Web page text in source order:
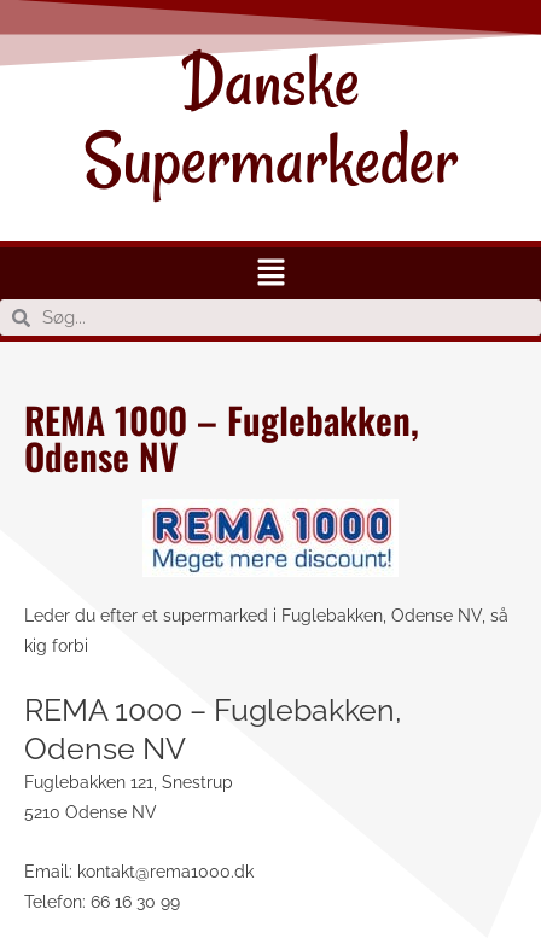
Danske
Supermarkeder
REMA 1000 – Fuglebakken,
Odense NV
Leder du efter et supermarked i Fuglebakken, Odense NV, så
kig forbi
REMA 1000 – Fuglebakken,
Odense NV
Fuglebakken 121, Snestrup
5210 Odense NV
Email: kontakt@rema1000.dk
Telefon: 66 16 30 99